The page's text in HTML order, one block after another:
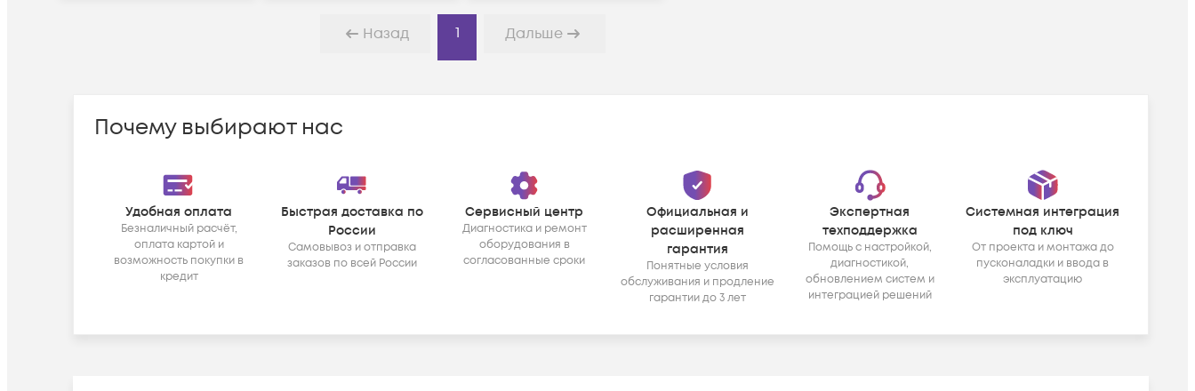
Назад 1 Дальше
Почему выбирают нас
Удобная оплата
Безналичный расчёт,
оплата картой и
возможность покупки в
кредит
Быстрая доставка по
России
Самовывоз и отправка
заказов по всей России
Сервисный центр
Диагностика и ремонт
оборудования в
согласованные сроки
Официальная и
расширенная
гарантия
Понятные условия
обслуживания и продление
гарантии до 3 лет
Экспертная
техподдержка
Помощь с настройкой,
диагностикой,
обновлением систем и
интеграцией решений
Системная интеграция
под ключ
От проекта и монтажа до
пусконаладки и ввода в
эксплуатацию